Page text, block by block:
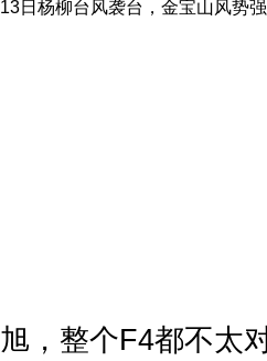
13日杨柳台风袭台，金宝山风势
旭，整个F4都不太